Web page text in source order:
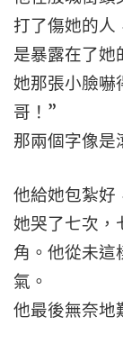
打了傷她的人
是暴露在了她
她那張小臉嚇
哥！”
那兩個字像是
他給她包紮好
她哭了七次，
角。他從未這
氣。
他最後無奈地